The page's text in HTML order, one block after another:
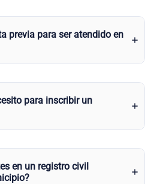
previa para ser atendido en
para inscribir un
en un registro civil